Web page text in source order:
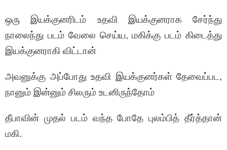
ஒரு இயக்குனரிடம் உதவி இயக்குனராக சேர்ந்து
நாலைந்து படம் வேலை செய்ய, மகிக்கு படம் கிடைத்து
இயக்குனராகி விட்டான்
அவனுக்கு அப்போது உதவி இயக்குனர்கள் தேவைப்பட,
நானும் இன்னும் சிலரும் உடனிருந்தோம்
தீபாவின் முதல் படம் வந்த போதே புலம்பித் தீர்த்தான்
மகி.